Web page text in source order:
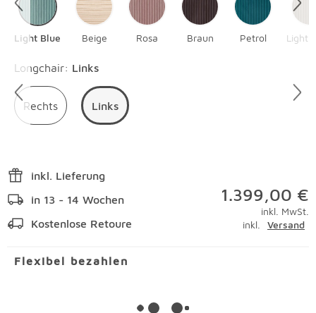
Light Blue Beige Rosa Braun Petrol Light
Longchair: Links
Rechts Links
inkl. Lieferung
in 13 - 14 Wochen
Kostenlose Retoure
1.399,00 €
inkl. MwSt.
inkl.
Versand
Flexibel bezahlen